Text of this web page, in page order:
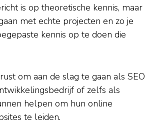
is op theoretische kennis, maar
met echte projecten en zo je
kennis op te doen die
om aan de slag te gaan als SEO
of zelfs als
helpen om hun online
te leiden.